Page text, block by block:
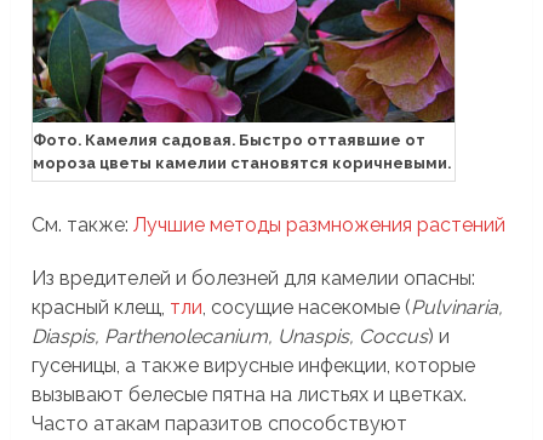
Фото. Камелия садовая. Быстро оттаявшие от
мороза цветы камелии становятся коричневыми.
См. также:Лучшие методы размножения растений
Из вредителей и болезней для камелии опасны:
красный клещ, тли, сосущие насекомые (Pulvinaria,
Diaspis, Parthenolecanium, Unaspis, Coccus) и
гусеницы, а также вирусные инфекции, которые
вызывают белесые пятна на листьях и цветках.
Часто атакам паразитов способствуют